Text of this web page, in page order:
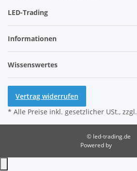
LED-Trading
Informationen
Wissenswertes
Vertrag widerrufen
* Alle Preise inkl. gesetzlicher USt., zzgl.
© led-trading.de
Powered by